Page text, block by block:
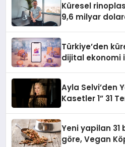
Küresel
9,6 milyar
Türkiye’den
dijital ekonomi
Ayla Selvi’den
Kasetler 1” 31
Yeni yapilan 31
göre, Vegan